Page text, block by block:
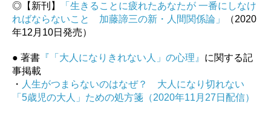
◎【新刊】
「生きることに疲れたあなたが 一番にしなけ
ればならないこと 加藤諦三の新・人間関係論」
（2020
年12月10日発売）
● 著書 『「大人になりきれない人」の心理』 に関する記
事掲載
・ 人生がつまらないのはなぜ？ 大人になり切れない
「5歳児の大人」ための処方箋（2020年11月27日配信）